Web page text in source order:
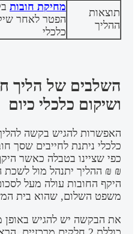
תוצאות
ההליך
מחיקת חובות
הפטר לאחר
כלכלי
השלבים של הליך
ושיקום כלכלי כיום
האפשרות להגיש בקשה
₪ ₪ ההליך יתנהל מול לשכת
היקף החובות עולה מעל
משפט השלום, שהוא בית
את הבקשה יש להגיש באופן